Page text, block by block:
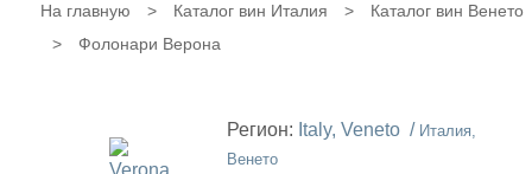
На главную > Каталог вин Италия >
Каталог вин Венето
>
Фолонари Верона
Регион: Italy, Veneto / Италия,
Венето